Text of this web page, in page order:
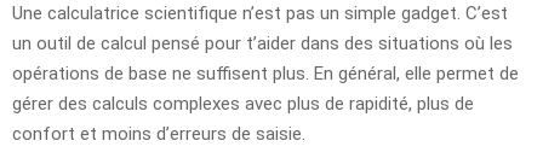
Une calculatrice scientifique n’est pas un simple gadget. C’est
un outil de calcul pensé pour t’aider dans des situations où les
opérations de base ne suffisent plus. En général, elle permet de
gérer des calculs complexes avec plus de rapidité, plus de
confort et moins d’erreurs de saisie.